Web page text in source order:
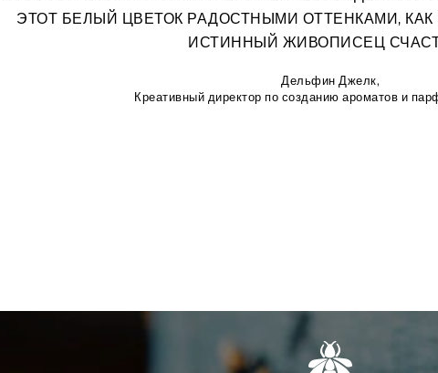
ЭТОТ БЕЛЫЙ ЦВЕТОК РАДОСТНЫМИ ОТТЕНКАМИ,
ИСТИННЫЙ ЖИВОПИСЕЦ
Дельфин Джелк,
Креативный директор по созданию ароматов и